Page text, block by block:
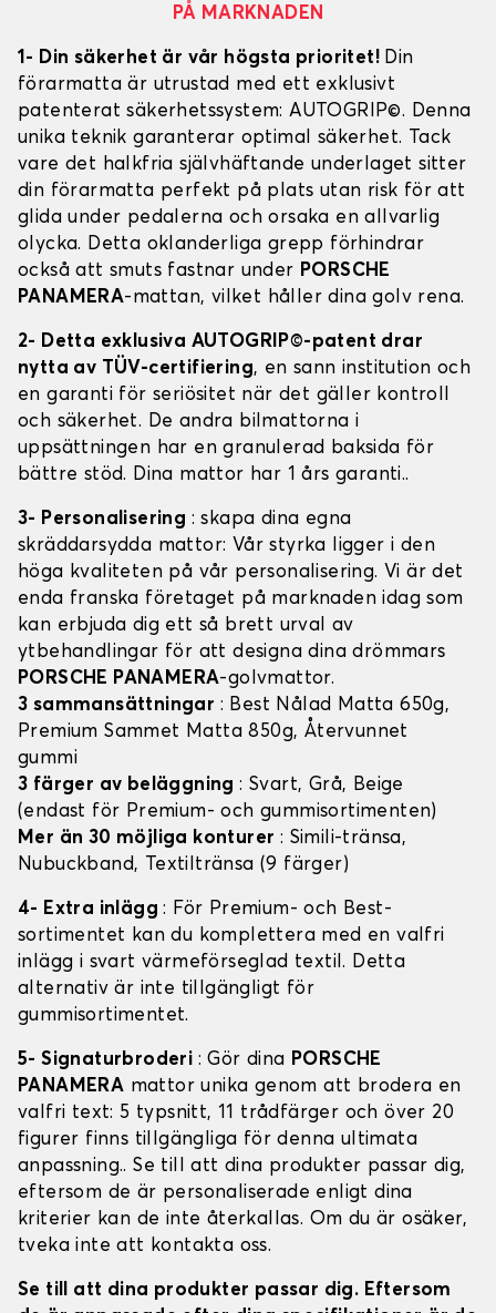
PÅ MARKNADEN
1- Din säkerhet är vår högsta prioritet! Din
förarmatta är utrustad med ett exklusivt
patenterat säkerhetssystem: AUTOGRIP©. Denna
unika teknik garanterar optimal säkerhet. Tack
vare det halkfria självhäftande underlaget sitter
din förarmatta perfekt på plats utan risk för att
glida under pedalerna och orsaka en allvarlig
olycka. Detta oklanderliga grepp förhindrar
också att smuts fastnar under PORSCHE
PANAMERA-mattan, vilket håller dina golv rena.
2- Detta exklusiva AUTOGRIP©-patent drar
nytta av TÜV-certifiering, en sann institution och
en garanti för seriösitet när det gäller kontroll
och säkerhet. De andra bilmattorna i
uppsättningen har en granulerad baksida för
bättre stöd. Dina mattor har 1 års garanti..
3- Personalisering : skapa dina egna
skräddarsydda mattor: Vår styrka ligger i den
höga kvaliteten på vår personalisering. Vi är det
enda franska företaget på marknaden idag som
kan erbjuda dig ett så brett urval av
ytbehandlingar för att designa dina drömmars
PORSCHE PANAMERA-golvmattor.
3 sammansättningar : Best Nålad Matta 650g,
Premium Sammet Matta 850g, Återvunnet
gummi
3 färger av beläggning: Svart, Grå, Beige
(endast för Premium- och gummisortimenten)
Mer än 30 möjliga konturer : Simili-tränsa,
Nubuckband, Textiltränsa (9 färger)
4- Extra inlägg: För Premium- och Best-
sortimentet kan du komplettera med en valfri
inlägg i svart värmeförseglad textil. Detta
alternativ är inte tillgängligt för
gummisortimentet.
5- Signaturbroderi : Gör dina PORSCHE
PANAMERA mattor unika genom att brodera en
valfri text: 5 typsnitt, 11 trådfärger och över 20
figurer finns tillgängliga för denna ultimata
anpassning.. Se till att dina produkter passar dig,
eftersom de är personaliserade enligt dina
kriterier kan de inte återkallas. Om du är osäker,
tveka inte att kontakta oss.
Se till att dina produkter passar dig. Eftersom